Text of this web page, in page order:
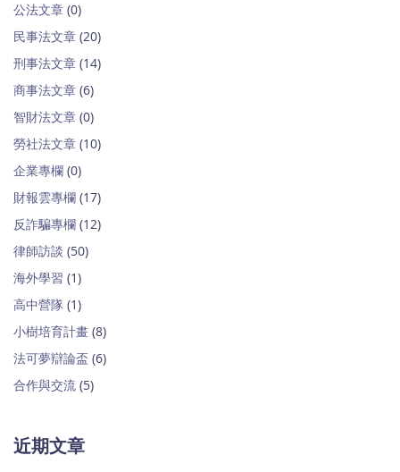
公法文章 (0)
民事法文章 (20)
刑事法文章 (14)
商事法文章 (6)
智財法文章 (0)
勞社法文章 (10)
企業專欄 (0)
財報雲專欄 (17)
反詐騙專欄 (12)
律師訪談 (50)
海外學習 (1)
高中營隊 (1)
小樹培育計畫 (8)
法可夢辯論盃 (6)
合作與交流 (5)
近期文章